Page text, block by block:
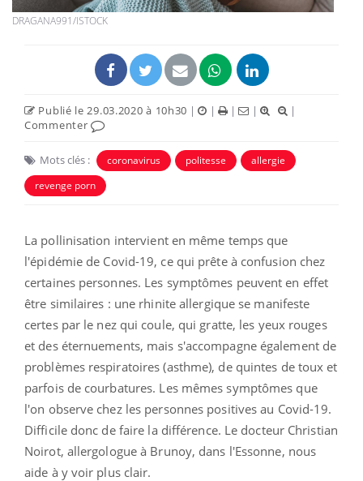
DRAGANA991/ISTOCK
Publié le 29.03.2020 à 10h30 | | | |
|
Commenter
Mots clés : coronavirus politesse
allergie
revenge porn
La pollinisation intervient en même temps que
l'épidémie de Covid-19, ce qui prête à confusion chez
certaines personnes. Les symptômes peuvent en effet
être similaires : une rhinite allergique se manifeste
certes par le nez qui coule, qui gratte, les yeux rouges
et des éternuements, mais s'accompagne également de
problèmes respiratoires (asthme), de quintes de toux et
parfois de courbatures. Les mêmes symptômes que
l'on observe chez les personnes positives au Covid-19.
Difficile donc de faire la différence. Le docteur Christian
Noirot, allergologue à Brunoy, dans l'Essonne, nous
aide à y voir plus clair.